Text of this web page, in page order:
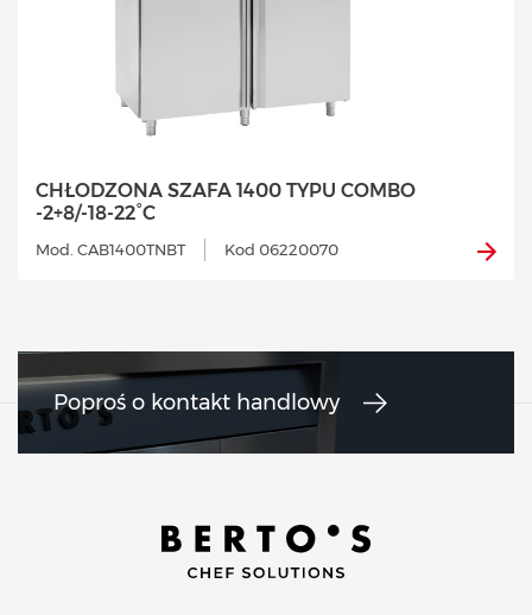
CHŁODZONA SZAFA 1400 TYPU COMBO
-2+8/-18-22°C
Mod. CAB1400TNBT Kod 06220070
Poproś o kontakt handlowy